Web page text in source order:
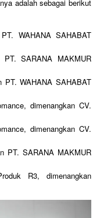
adalah sebagai berikut
WAHANA SAHABAT
SARANA MAKMUR
PT. WAHANA SAHABAT
dimenangkan CV.
dimenangkan CV.
PT. SARANA MAKMUR
R3, dimenangkan